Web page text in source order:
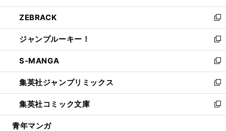
開
く
ウ
で
開
く
ン
ド
ウ
で
開
く
ウ
ィ
ン
ド
ウ
で
開
く
し
い
ウ
ィ
ン
ド
ウ
で
開
く
ZEBRACK
新
し
い
ウ
ィ
ン
ド
ウ
で
開
ジャンプルーキー！
新
し
い
ウ
ィ
ン
ド
ウ
S-MANGA
新
し
い
ウ
ィ
ン
集英社ジャンプリミックス
新
し
い
ウ
集英社コミック文庫
新
し
青年マンガ